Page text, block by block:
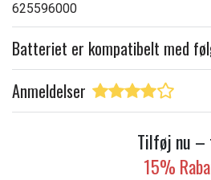
625596000
Batteriet er kompatibelt med
Anmeldelser
Tilføj nu –
15%